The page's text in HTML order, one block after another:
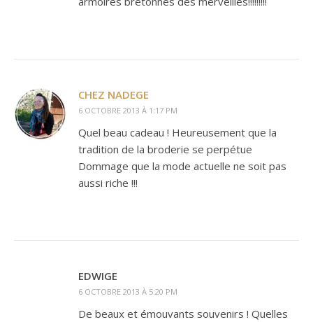
CHEZ NADEGE
6 OCTOBRE 2013 À 1:17 PM
Quel beau cadeau ! Heureusement que la
tradition de la broderie se perpétue
Dommage que la mode actuelle ne soit pas
aussi riche !!!
EDWIGE
6 OCTOBRE 2013 À 5:20 PM
De beaux et émouvants souvenirs ! Quelles